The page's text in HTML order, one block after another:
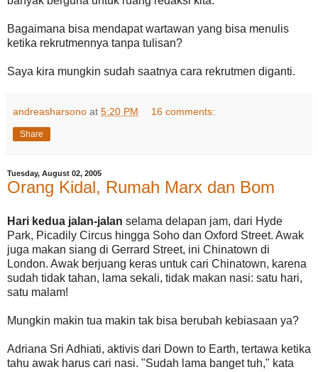
Bagaimana bisa mendapat wartawan yang bisa menulis
ketika rekrutmennya tanpa tulisan?
Saya kira mungkin sudah saatnya cara rekrutmen diganti.
andreasharsono at 5:20 PM 16 comments:
Share
Tuesday, August 02, 2005
Orang Kidal, Rumah Marx dan Bom
Hari kedua jalan-jalan selama delapan jam, dari Hyde
Park, Picadily Circus hingga Soho dan Oxford Street. Awak
juga makan siang di Gerrard Street, ini Chinatown di
London. Awak berjuang keras untuk cari Chinatown, karena
sudah tidak tahan, lama sekali, tidak makan nasi: satu hari,
satu malam!
Mungkin makin tua makin tak bisa berubah kebiasaan ya?
Adriana Sri Adhiati, aktivis dari Down to Earth, tertawa ketika
tahu awak harus cari nasi. "Sudah lama banget tuh," kata